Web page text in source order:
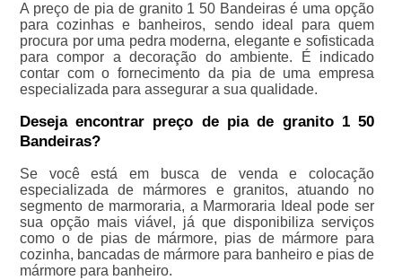
A preço de pia de granito 1 50 Bandeiras é uma opção
para cozinhas e banheiros, sendo ideal para quem
procura por uma pedra moderna, elegante e sofisticada
para compor a decoração do ambiente. É indicado
contar com o fornecimento da pia de uma empresa
especializada para assegurar a sua qualidade.
Deseja encontrar preço de pia de granito 1 50
Bandeiras?
Se você está em busca de venda e colocação
especializada de mármores e granitos, atuando no
segmento de marmoraria, a Marmoraria Ideal pode ser
sua opção mais viável, já que disponibiliza serviços
como o de pias de mármore, pias de mármore para
cozinha, bancadas de mármore para banheiro e pias de
mármore para banheiro.